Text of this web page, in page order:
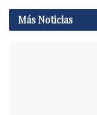
MásNoticias